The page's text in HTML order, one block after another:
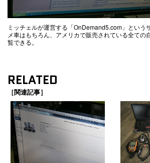
ミッチェルが運営する「OnDemand5.com」という
メ車はもちろん、アメリカで販売されている全ての
覧できる。
RELATED
［関連記事］